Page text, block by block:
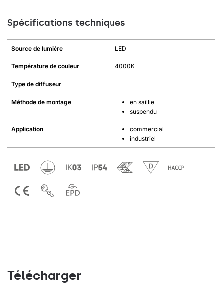
Spécifications techniques
Source de lumière LED
Température de couleur 4000K
Type de diffuseur
Méthode de montage
en saillie
suspendu
Application
commercial
industriel
Télécharger